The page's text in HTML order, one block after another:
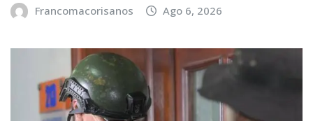
Francomacorisanos Ago 6, 2026